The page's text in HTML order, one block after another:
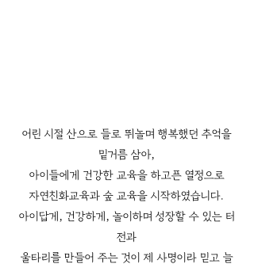
어린 시절 산으로 들로 뛰놀며 행복했던 추억을
밑거름 삼아,
아이들에게 건강한 교육을 하고픈 열정으로
자연친화교육과 숲 교육을 시작하였습니다.
아이답게, 건강하게, 놀이하며 성장할 수 있는 터
전과
울타리를 만들어 주는 것이 제 사명이라 믿고 늘